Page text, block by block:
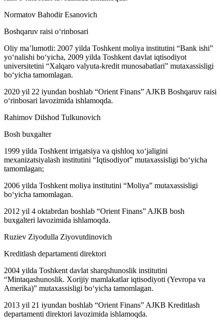
Normatov Bahodir Esanovich
Boshqaruv raisi o‘rinbosari
Oliy ma’lumotli: 2007 yilda Toshkent moliya institutini “Bank ishi”
yo‘nalishi bo‘yicha, 2009 yilda Toshkent davlat iqtisodiyot
universitetini “Xalqaro valyuta-kredit munosabatlari” mutaxassisligi
bo‘yicha tamomlagan.
2020 yil 22 iyundan boshlab “Orient Finans” AJKB Boshqaruv raisi
o‘rinbosari lavozimida ishlamoqda.
Rahimov Dilshod Tulkunovich
Bosh buxgalter
1999 yilda Toshkent irrigatsiya va qishloq xo‘jaligini
mexanizatsiyalash institutini “Iqtisodiyot” mutaxassisligi bo‘yicha
tamomlagan;
2006 yilda Toshkent moliya institutini “Moliya” mutaxassisligi
bo‘yicha tamomlagan.
2012 yil 4 oktabrdan boshlab “Orient Finans” AJKB bosh
buxgalteri lavozimida ishlamoqda.
Ruziev Ziyodulla Ziyovutdinovich
Kreditlash departamenti direktori
2004 yilda Toshkent davlat sharqshunoslik institutini
“Mintaqashunoslik. Xorijiy mamlakatlar iqtisodiyoti (Yevropa va
Amerika)” mutaxassisligi bo‘yicha tamomlagan.
2013 yil 21 iyundan boshlab “Orient Finans” AJKB Kreditlash
departamenti direktori lavozimida ishlamoqda.